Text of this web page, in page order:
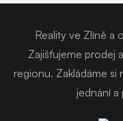
Reality ve Zlíně a
Zajišťujeme prodej
regionu. Zakládáme si
jednání a